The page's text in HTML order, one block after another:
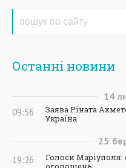
Останні новини
14
09:56
Заява Ріната
Україна
25
19:26
Голоси